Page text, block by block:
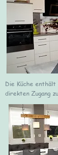
Die Küche enthält
direkten Zugang